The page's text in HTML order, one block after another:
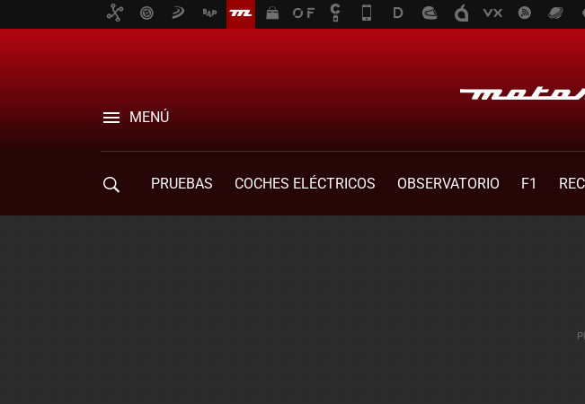
MENÚ
PRUEBAS COCHES ELÉCTRICOS OBSERVATORIO F1